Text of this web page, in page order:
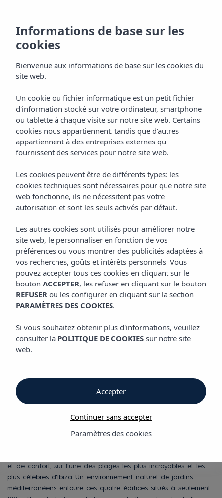
Hotel Vibra Cala Tarida
Cala Tarida - Ibiza
Hôtel Vibra Cala Tarida
Hôtel Vibra Cala
Hôtel All inclusive à
pour les familles et
les couples
et de confort, sur l'une des plages les plus incroyables et les
plus célèbres d'Ibiza Un environnement naturel de jardins
méditerranéens entoure ces quatre édifices situés à seulement
Informations de base sur les
cookies
Bienvenue aux informations de base sur les cookies du
site web.
Un cookie ou fichier informatique est un petit fichier
d'information stocké sur votre ordinateur, smartphone
ou tablette à chaque visite sur notre site web. Certains
cookies nous appartiennent, tandis que d'autres
appartiennent à des entreprises externes qui
fournissent des services pour notre site web.
Les cookies peuvent être de différents types: les
cookies techniques sont nécessaires pour que notre site
web fonctionne, ils ne nécessitent pas votre
autorisation et sont les seuls activés par défaut.
Les autres cookies sont utilisés pour améliorer notre
site web, le personnaliser en fonction de vos
préférences ou vous montrer des publicités adaptées à
vos recherches, goûts et intérêts personnels. Vous
pouvez accepter tous ces cookies en cliquant sur le
bouton ACCEPTER, les refuser en cliquant sur le bouton
REFUSER ou les configurer en cliquant sur la section
PARAMÈTRES DES COOKIES.
Si vous souhaitez obtenir plus d'informations, veuillez
consulter la POLITIQUE DE COOKIES sur notre site
web.
Paramètres des cookies
Continuer sans accepter
Accepter